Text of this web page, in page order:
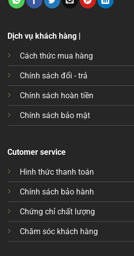
Dịch vụ khách hàng |
Cách thức mua hàng
Chính sách đổi - trả
Chính sách hoàn tiền
Chính sách bảo mật
Cutomer service
Hình thức thanh toán
Chính sách bảo hành
Chứng chỉ chất lượng
Chăm sóc khách hàng